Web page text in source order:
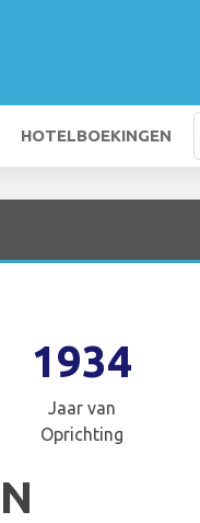
HOTELBOEKINGEN
1934
Jaar van
Oprichting